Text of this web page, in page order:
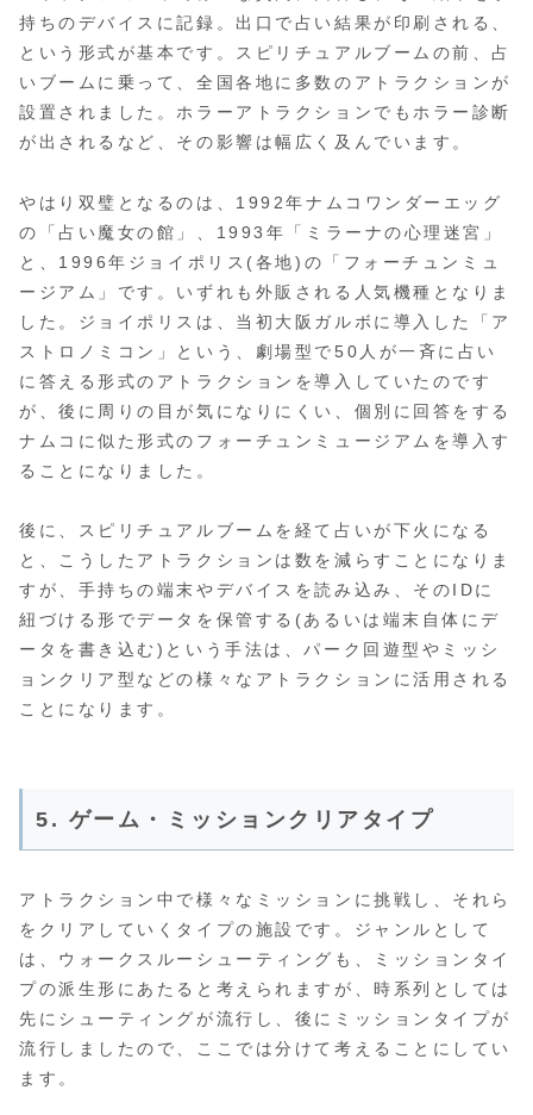
持ちのデバイスに記録。出口で占い結果が印刷される、
という形式が基本です。スピリチュアルブームの前、占
いブームに乗って、全国各地に多数のアトラクションが
設置されました。ホラーアトラクションでもホラー診断
が出されるなど、その影響は幅広く及んでいます。
やはり双璧となるのは、1992年ナムコワンダーエッグ
の「占い魔女の館」、1993年「ミラーナの心理迷宮」
と、1996年ジョイポリス(各地)の「フォーチュンミュ
ージアム」です。いずれも外販される人気機種となりま
した。ジョイポリスは、当初大阪ガルボに導入した「ア
ストロノミコン」という、劇場型で50人が一斉に占い
に答える形式のアトラクションを導入していたのです
が、後に周りの目が気になりにくい、個別に回答をする
ナムコに似た形式のフォーチュンミュージアムを導入す
ることになりました。
後に、スピリチュアルブームを経て占いが下火になる
と、こうしたアトラクションは数を減らすことになりま
すが、手持ちの端末やデバイスを読み込み、そのIDに
紐づける形でデータを保管する(あるいは端末自体にデ
ータを書き込む)という手法は、パーク回遊型やミッシ
ョンクリア型などの様々なアトラクションに活用される
ことになります。
5. ゲーム・ミッションクリアタイプ
アトラクション中で様々なミッションに挑戦し、それら
をクリアしていくタイプの施設です。ジャンルとして
は、ウォークスルーシューティングも、ミッションタイ
プの派生形にあたると考えられますが、時系列としては
先にシューティングが流行し、後にミッションタイプが
流行しましたので、ここでは分けて考えることにしてい
ます。